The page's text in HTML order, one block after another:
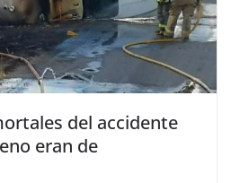
del accidente
eran de